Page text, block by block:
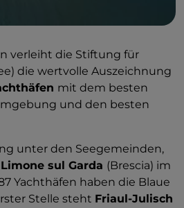
verleiht die Stiftung für
die wertvolle Auszeichnung
mit dem besten
und den besten
unter den Seegemeinden,
Limone sul Garda (Brescia) im
Yachthäfen haben die Blaue
Stelle steht Friaul-Julisch